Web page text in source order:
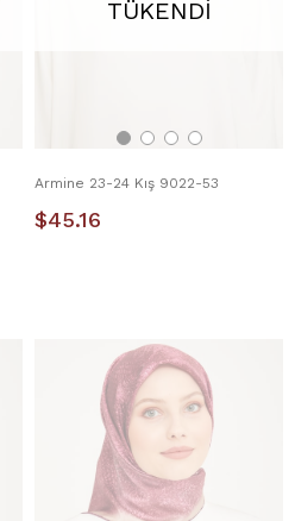
TÜKENDI
Armine 23-24 Kış 9022-53
$45.16